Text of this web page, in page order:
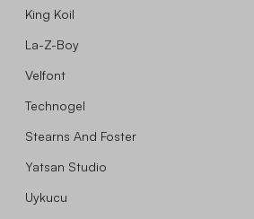
King Koil
La-Z-Boy
Velfont
Technogel
Stearns And Foster
Yatsan Studio
Uykucu